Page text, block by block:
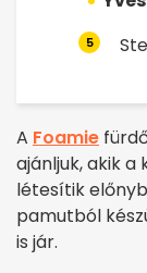
5
A Foamie
ajánljuk, akik
létesítik
pamutból
is jár.